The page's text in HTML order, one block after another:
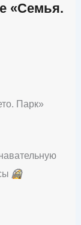
«Семья.
Парк»
🤗